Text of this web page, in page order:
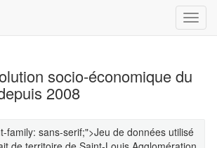
socio-économique du
2008
family: sans-serif;">Jeu de données utilisé